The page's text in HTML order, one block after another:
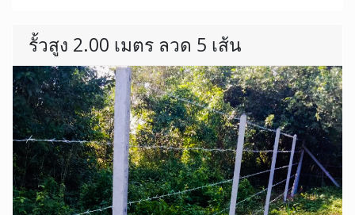
รั้วสูง 2.00 เมตร ลวด 5 เส้น